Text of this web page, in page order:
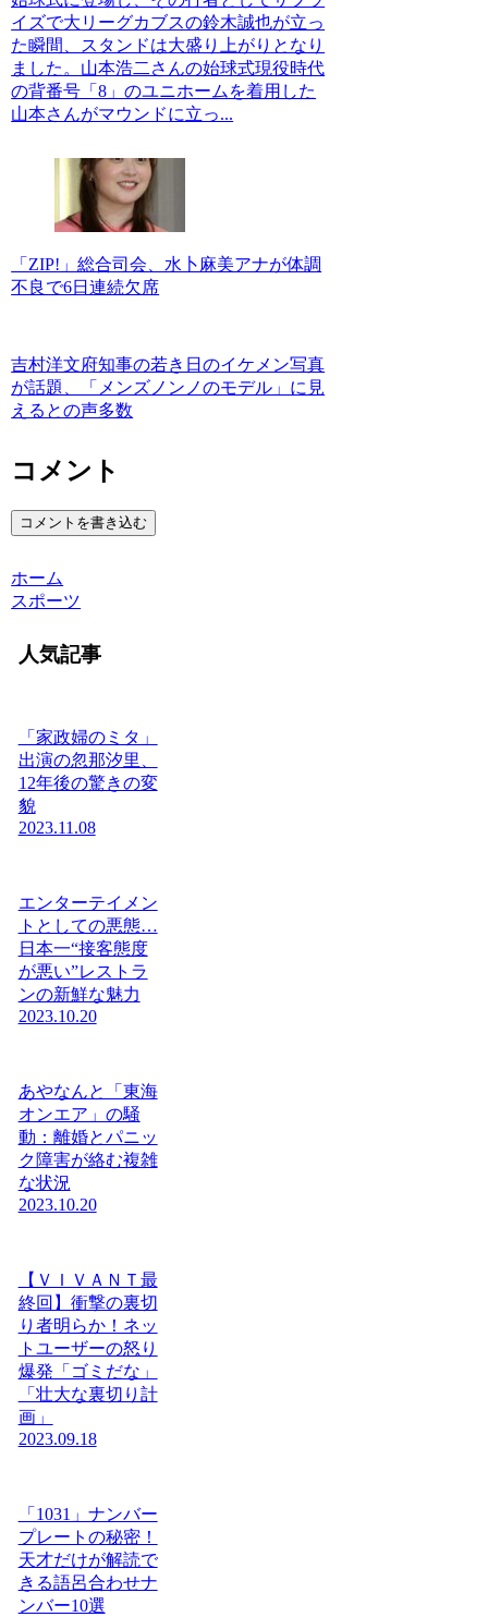
イズで大リーグカブスの鈴木誠也が立っ
た瞬間、スタンドは大盛り上がりとなり
ました。山本浩二さんの始球式現役時代
の背番号「8」のユニホームを着用した
山本さんがマウンドに立っ...
「ZIP!」総合司会、水卜麻美アナが体調
不良で6日連続欠席
吉村洋文府知事の若き日のイケメン写真
が話題、「メンズノンノのモデル」に見
えるとの声多数
コメント
コメントを書き込む
ホーム
スポーツ
人気記事
「家政婦のミタ」
出演の忽那汐里、
12年後の驚きの変
貌
2023.11.08
エンターテイメン
トとしての悪態…
日本一“接客態度
が悪い”レストラ
ンの新鮮な魅力
2023.10.20
あやなんと「東海
オンエア」の騒
動：離婚とパニッ
ク障害が絡む複雑
な状況
2023.10.20
【ＶＩＶＡＮＴ最
終回】衝撃の裏切
り者明らか！ネッ
トユーザーの怒り
爆発「ゴミだな」
「壮大な裏切り計
画」
2023.09.18
「1031」ナンバー
プレートの秘密！
天才だけが解読で
きる語呂合わせナ
ンバー10選